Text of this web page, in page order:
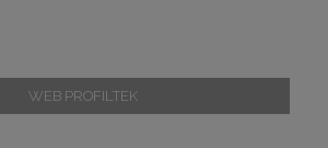
WEB PROFILTEK